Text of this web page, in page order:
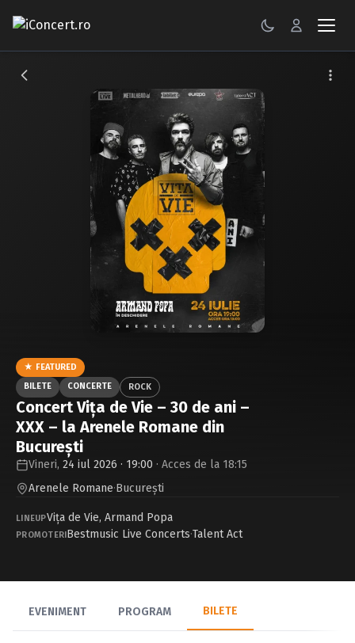
CONCERTE
Caută în site...
★ FEATURED
BILETE
CONCERTE ROCK
Concert Vița de Vie – 30 de ani –
XXX – la Arenele Romane din
București
Vineri, 24 iul 2026 · 19:00 · Acces de la 18:15
Arenele Romane·Bucureşti
LINEUPViţa de Vie, Armand Popa
PROMOTERIBestmusic Live Concerts·Talent Act
EVENIMENT PROGRAM BILETE